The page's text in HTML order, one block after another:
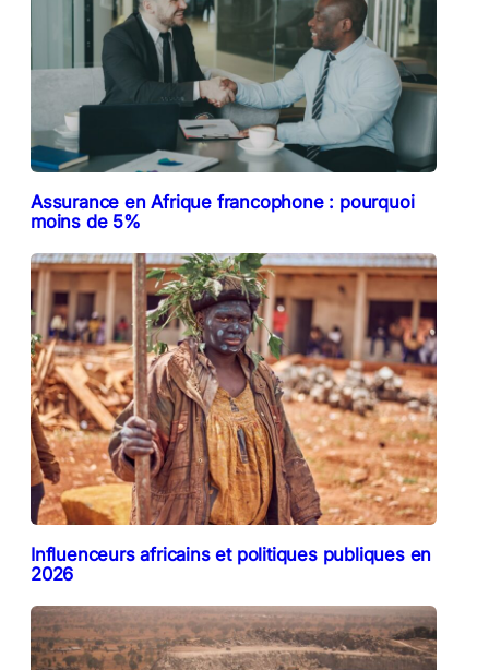
Assurance en Afrique francophone : pourquoi
moins de 5%
Influenceurs africains et politiques publiques en
2026